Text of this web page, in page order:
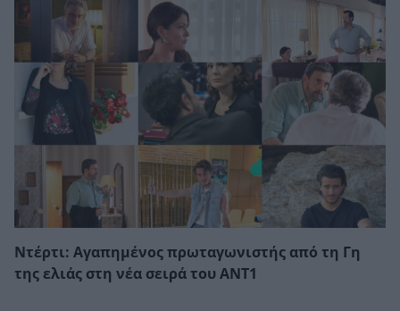
Ντέρτι: Αγαπημένος πρωταγωνιστής από τη Γη
της ελιάς στη νέα σειρά του ΑΝΤ1